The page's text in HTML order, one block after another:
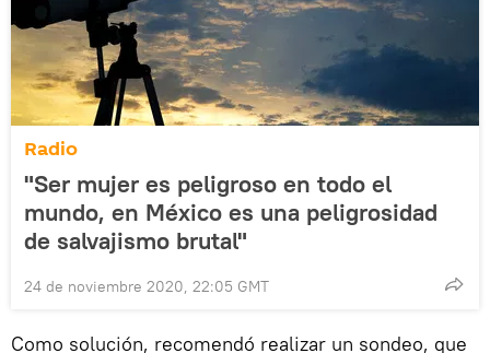
Radio
"Ser mujer es peligroso en todo el
mundo, en México es una peligrosidad
de salvajismo brutal"
24 de noviembre 2020, 22:05 GMT
Como solución, recomendó realizar un sondeo, que